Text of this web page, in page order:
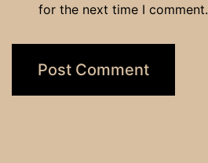
for the next time I comment.